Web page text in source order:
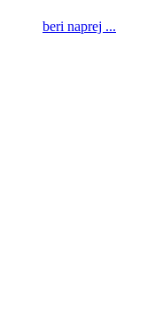
beri naprej ...